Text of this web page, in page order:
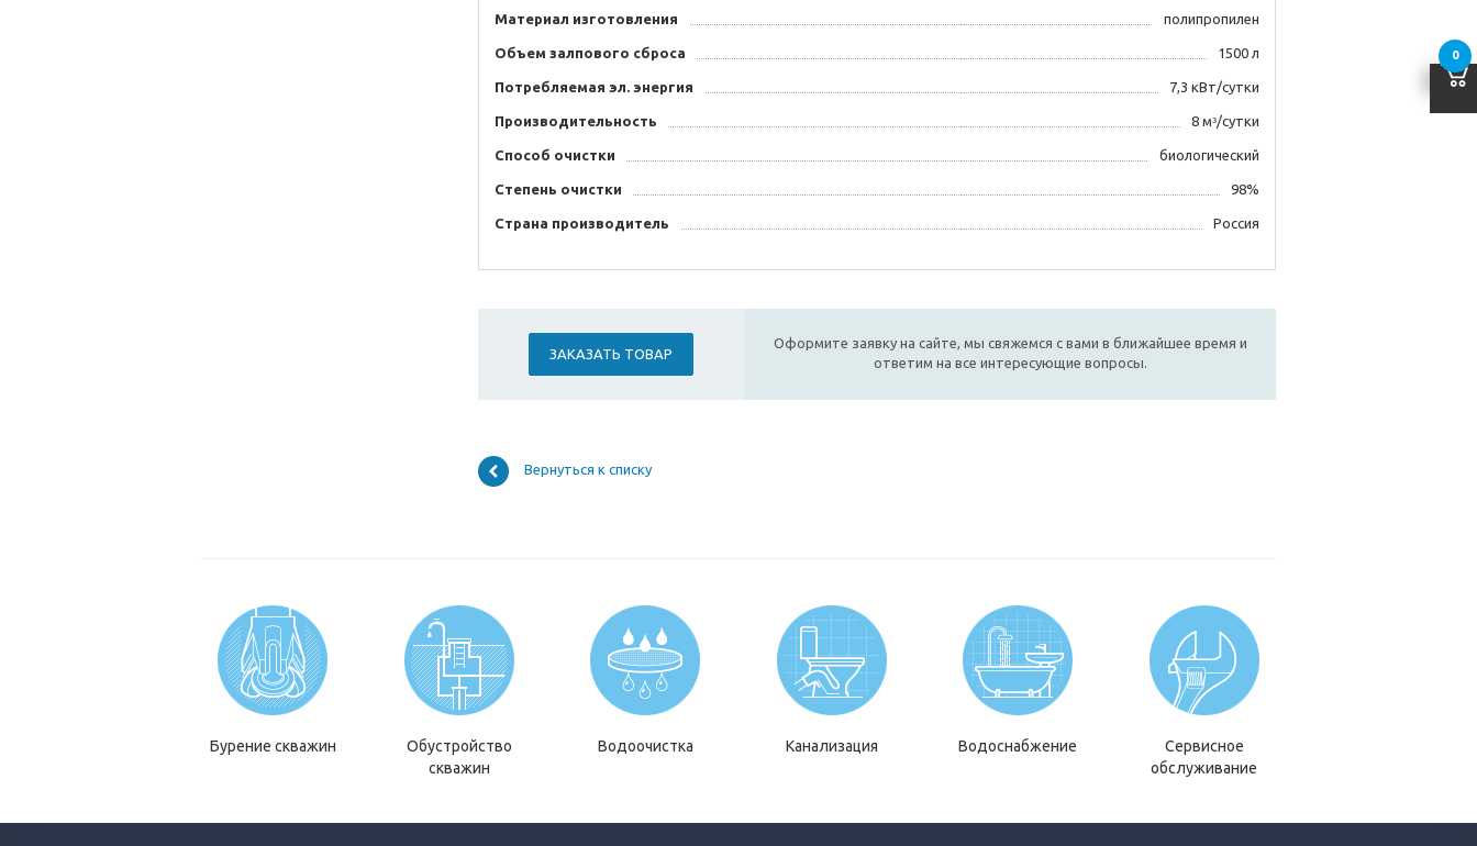
Материал изготовления полипропилен
Объем залпового сброса 1500 л
Потребляемая эл. энергия 7,3 кВт/сутки
Производительность 8 мᶟ/сутки
Способ очистки биологический
Степень очистки 98%
Страна производитель Россия
ЗАКАЗАТЬ ТОВАР
Оформите заявку на сайте, мы свяжемся с вами в ближайшее время и
ответим на все интересующие вопросы.
Вернуться к списку
Бурение скважин
Обустройство
скважин
Водоочистка Канализация Водоснабжение
Сервисное
обслуживание
0